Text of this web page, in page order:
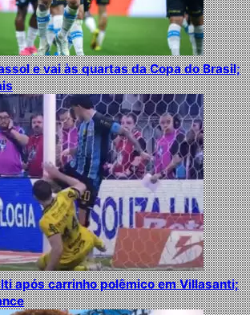
e vai às quartas da Copa do Brasil;
após carrinho polêmico em Villasanti;